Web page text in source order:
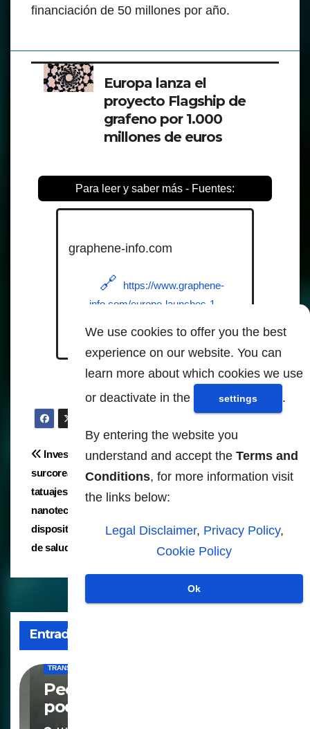
We use cookies to offer you the best
experience on our website. You can
learn more about which cookies we use
or deactivate in the
settings .
By entering the website you
understand and accept the Terms and
Conditions, for more information visit
the links below:
Legal Disclaimer, Privacy Policy,
Cookie Policy
Ok
financiación de 50 millones por año.
Europa lanza el
proyecto Flagship de
grafeno por 1.000
millones de euros
Para leer y saber más - Fuentes:
graphene-info.com
https://www.graphene-
info.com/europe-launches-1-
Navegación
de
entradas
Un biosensor basado en
carbono podría
Investigadores
surcoreanos desarrollan
tatuajes de
nanotecnología como
dispositivos de monitoreo
de salud
Entrada relacionada
TRANSHUMANISMO
Peces "microrobots" pronto
podrían usarse para
administrar fármacos